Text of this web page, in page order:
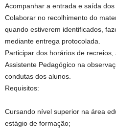
Acompanhar a entrada e saída dos
Colaborar no recolhimento do
quando estiverem identificados,
mediante entrega protocolada.
Participar dos horários de
Assistente Pedagógico na
condutas dos alunos.
Requisitos:
Cursando nível superior na área
estágio de formação;